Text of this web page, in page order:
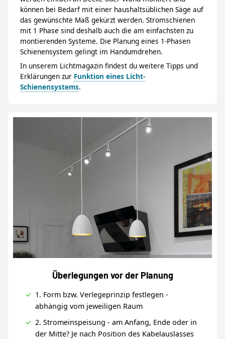
können bei Bedarf mit einer haushaltsüblichen Säge auf
das gewünschte Maß gekürzt werden. Stromschienen
mit 1 Phase sind deshalb auch die am einfachsten zu
montierenden Systeme. Die Planung eines 1-Phasen
Schienensystem gelingt im Handumdrehen.
In unserem Lichtmagazin findest du weitere Tipps und
Erklärungen zur Funktion eines Licht-
Schienensystems.
Überlegungen vor der Planung
1. Form bzw. Verlegeprinzip festlegen -
abhängig vom jeweiligen Raum
2. Stromeinspeisung - am Anfang, Ende oder in
der Mitte? Je nach Position des Kabelauslasses